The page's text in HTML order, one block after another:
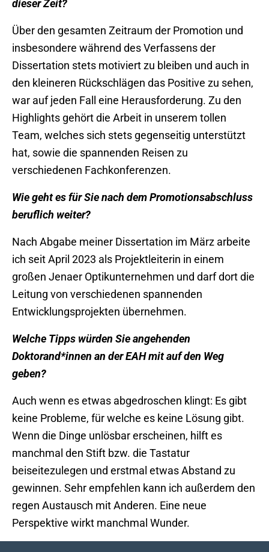
dieser Zeit?
Über den gesamten Zeitraum der Promotion und
insbesondere während des Verfassens der
Dissertation stets motiviert zu bleiben und auch in
den kleineren Rückschlägen das Positive zu sehen,
war auf jeden Fall eine Herausforderung. Zu den
Highlights gehört die Arbeit in unserem tollen
Team, welches sich stets gegenseitig unterstützt
hat, sowie die spannenden Reisen zu
verschiedenen Fachkonferenzen.
Wie geht es für Sie nach dem Promotionsabschluss
beruflich weiter?
Nach Abgabe meiner Dissertation im März arbeite
ich seit April 2023 als Projektleiterin in einem
großen Jenaer Optikunternehmen und darf dort die
Leitung von verschiedenen spannenden
Entwicklungsprojekten übernehmen.
Welche Tipps würden Sie angehenden
Doktorand*innen an der EAH mit auf den Weg
geben?
Auch wenn es etwas abgedroschen klingt: Es gibt
keine Probleme, für welche es keine Lösung gibt.
Wenn die Dinge unlösbar erscheinen, hilft es
manchmal den Stift bzw. die Tastatur
beiseitezulegen und erstmal etwas Abstand zu
gewinnen. Sehr empfehlen kann ich außerdem den
regen Austausch mit Anderen. Eine neue
Perspektive wirkt manchmal Wunder.